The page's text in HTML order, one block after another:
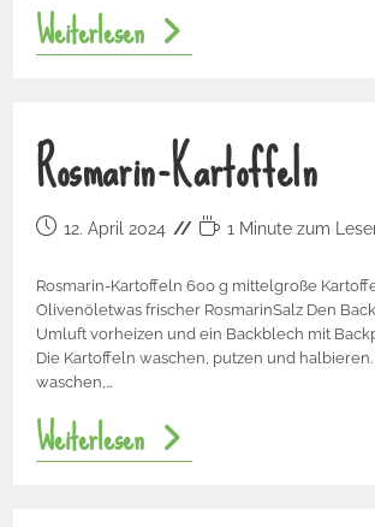
Weiterlesen
Rosmarin-Kartoffeln
12. April 2024 1 Minute zum
Rosmarin-Kartoffeln 600 g mittelgroße
Olivenöletwas frischer RosmarinSalz Den
Umluft vorheizen und ein Backblech mit
Die Kartoffeln waschen, putzen und halbieren.
waschen,…
Weiterlesen